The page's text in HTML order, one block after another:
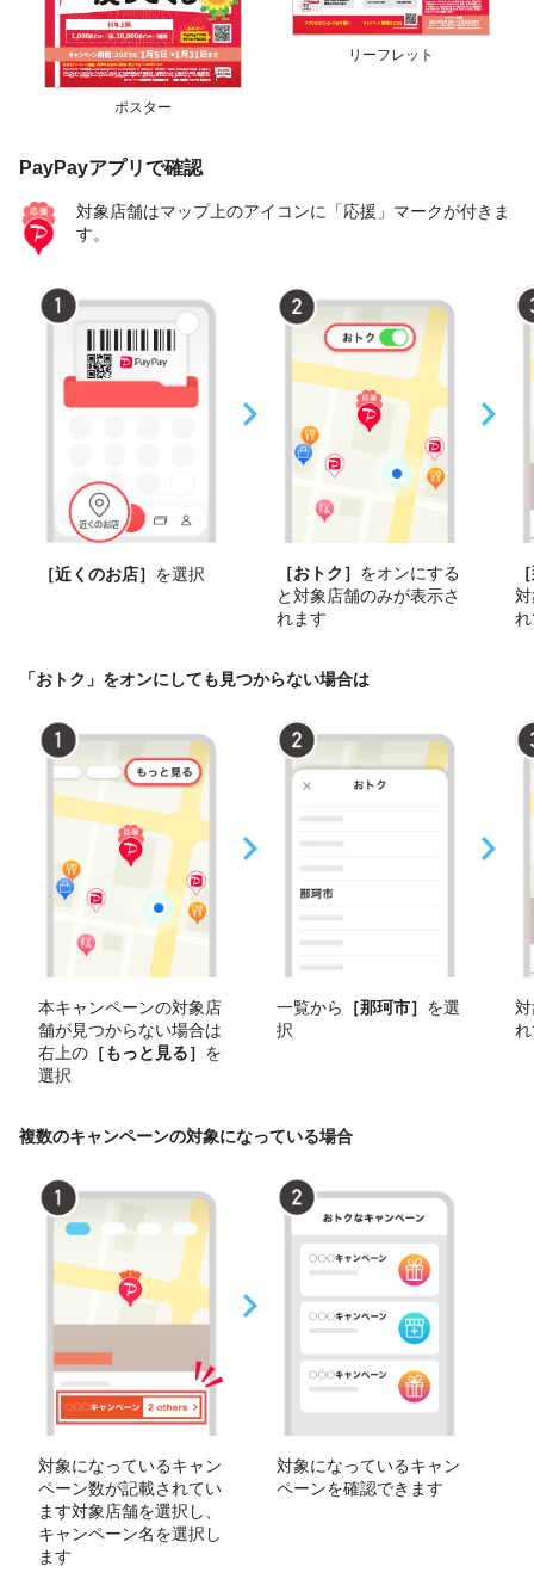
ポスター
リーフレット
PayPayアプリで確認
対象店舗はマップ上のアイコンに「応援」マークが付きま
す。
［近くのお店］ を選択 ［おトク］ をオンにする
と対象店舗のみが表示さ
れます
「おトク」をオンにしても見つからない場合は
本キャンペーンの対象店
舗が見つからない場合は
右上の ［もっと見る］ を
選択
一覧から ［那珂市］ を選
択
複数のキャンペーンの対象になっている場合
対象になっているキャン
ペーン数が記載されてい
ます対象店舗を選択し、
キャンペーン名を選択し
ます
対象になっているキャン
ペーンを確認できます